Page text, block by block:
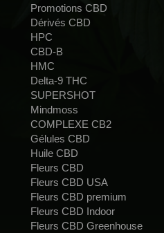
Promotions CBD
Dérivés CBD
HPC
CBD-B
HMC
Delta-9 THC
SUPERSHOT
Mindmoss
COMPLEXE CB2
Gélules CBD
Huile CBD
Fleurs CBD
Fleurs CBD USA
Fleurs CBD premium
Fleurs CBD Indoor
Fleurs CBD Greenhouse